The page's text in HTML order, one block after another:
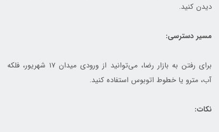
دیدن کنید.
مسیر دسترسی:
برای رفتن به بازار رضا، می‌توانید از ورودی میدان ۱۷ شهریور، فلکه
آب، مترو یا خطوط اتوبوس استفاده کنید.
نکات: